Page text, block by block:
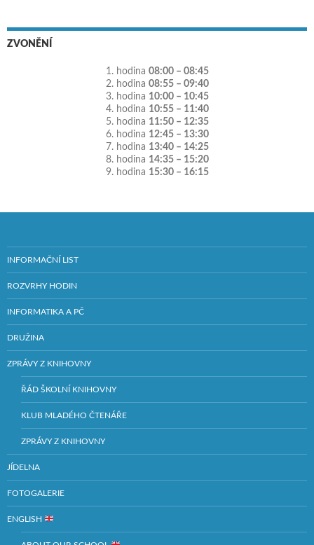
ZVONĚNÍ
1. hodina 08:00 – 08:45
2. hodina 08:55 – 09:40
3. hodina 10:00 – 10:45
4. hodina 10:55 – 11:40
5. hodina 11:50 – 12:35
6. hodina 12:45 – 13:30
7. hodina 13:40 – 14:25
8. hodina 14:35 – 15:20
9. hodina 15:30 – 16:15
INFORMAČNÍ LIST
ROZVRHY HODIN
INFORMATIKA A PČ
DRUŽINA
ZPRÁVY Z KNIHOVNY
ŘÁD ŠKOLNÍ KNIHOVNY
KLUB MLADÉHO ČTENÁŘE
ZPRÁVY Z KNIHOVNY
JÍDELNA
FOTOGALERIE
ENGLISH